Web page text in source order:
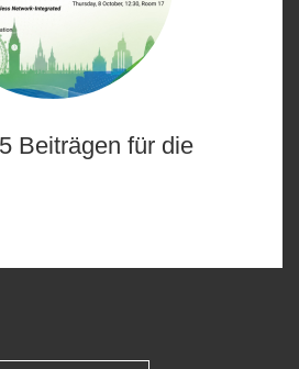
Beiträgen für die